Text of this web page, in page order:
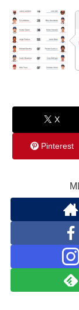
X
Pinterest